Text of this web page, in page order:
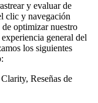
y evaluar de
clic y navegación
optimizar nuestro
general del
los siguientes
Reseñas de